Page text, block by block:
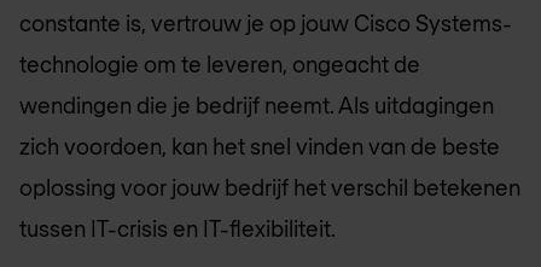
constante is, vertrouw je op jouw Cisco Systems-
technologie om te leveren, ongeacht de
wendingen die je bedrijf neemt. Als uitdagingen
zich voordoen, kan het snel vinden van de beste
oplossing voor jouw bedrijf het verschil betekenen
tussen IT-crisis en IT-flexibiliteit.